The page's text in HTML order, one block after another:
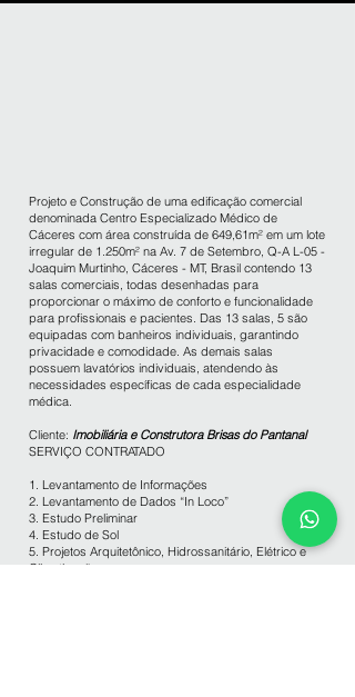
Projeto e Construção de uma edificação comercial
denominada Centro Especializado Médico de
Cáceres com área construída de 649,61m² em um lote
irregular de 1.250m² na Av. 7 de Setembro, Q-A L-05 -
Joaquim Murtinho, Cáceres - MT, Brasil contendo 13
salas comerciais, todas desenhadas para
proporcionar o máximo de conforto e funcionalidade
para profissionais e pacientes. Das 13 salas, 5 são
equipadas com banheiros individuais, garantindo
privacidade e comodidade. As demais salas
possuem lavatórios individuais, atendendo às
necessidades específicas de cada especialidade
médica.
Cliente: Imobiliária e Construtora Brisas do Pantanal
SERVIÇO CONTRATADO
1. Levantamento de Informações
2. Levantamento de Dados “In Loco”
3. Estudo Preliminar
4. Estudo de Sol
5. Projetos Arquitetônico, Hidrossanitário, Elétrico e
Climatização